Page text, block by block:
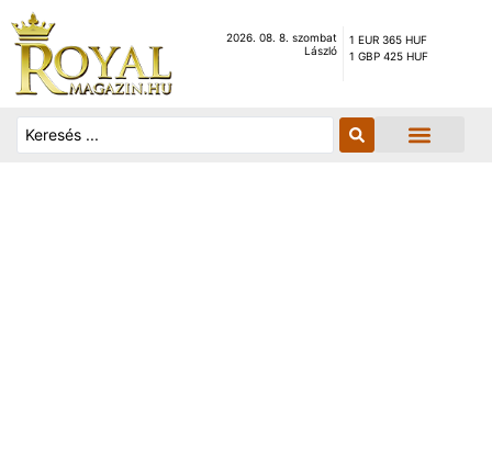
2026. 08. 8. szombat
László
1 EUR 365 HUF
1 GBP 425 HUF